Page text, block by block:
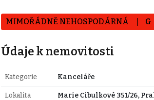
MIMOŘÁDNĚ NEHOSPODÁRNÁ G
Údaje k nemovitosti
Kategorie Kanceláře
Lokalita
Marie Cibulkové 351/26,